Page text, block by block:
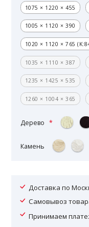
1075 × 1220 × 455
1005 × 1120 × 390
1020 × 1120 × 765
1035 × 1110 × 387
1235 × 1425 × 535
1260 × 1004 × 365
Дерево
Камень
Доставка по
Самовывоз
Принимаем